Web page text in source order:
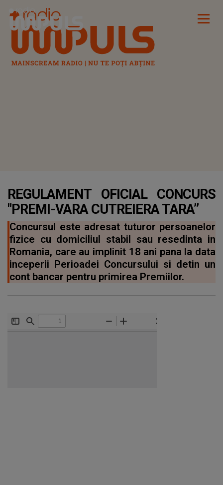
Radio Impuls
REGULAMENT OFICIAL CONCURS
"PREMI-VARA CUTREIERA TARA”
Concursul este adresat tuturor persoanelor
fizice cu domiciliul stabil sau resedinta in
Romania, care au implinit 18 ani pana la data
inceperii Perioadei Concursului si detin un
cont bancar pentru primirea Premiilor.